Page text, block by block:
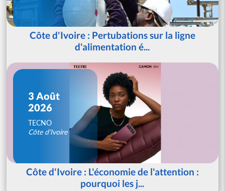
Côte d'Ivoire : Pertubations sur la ligne
d'alimentation é...
3 Août
2026
TECNO
Côte d'Ivoire
Côte d'Ivoire : L'économie de l'attention :
pourquoi les j...